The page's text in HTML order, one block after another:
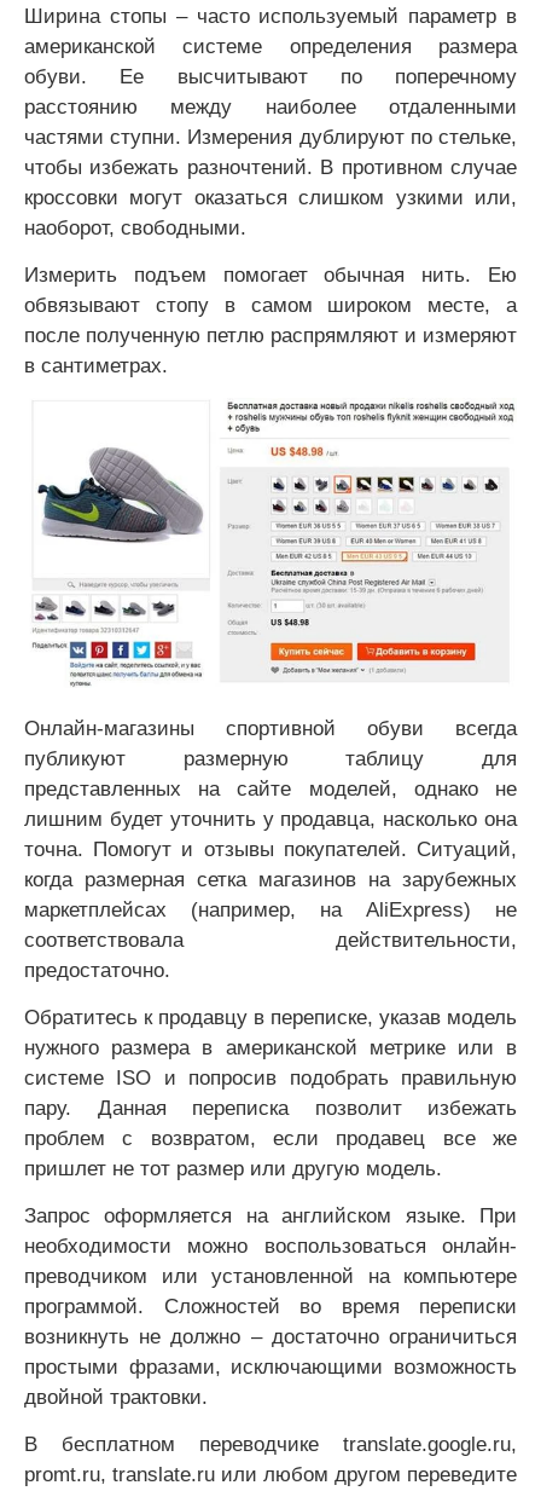
Ширина стопы – часто используемый параметр в
американской системе определения размера
обуви. Ее высчитывают по поперечному
расстоянию между наиболее отдаленными
частями ступни. Измерения дублируют по стельке,
чтобы избежать разночтений. В противном случае
кроссовки могут оказаться слишком узкими или,
наоборот, свободными.
Измерить подъем помогает обычная нить. Ею
обвязывают стопу в самом широком месте, а
после полученную петлю распрямляют и измеряют
в сантиметрах.
Онлайн-магазины спортивной обуви всегда
публикуют размерную таблицу для
представленных на сайте моделей, однако не
лишним будет уточнить у продавца, насколько она
точна. Помогут и отзывы покупателей. Ситуаций,
когда размерная сетка магазинов на зарубежных
маркетплейсах (например, на AliExpress) не
соответствовала действительности,
предостаточно.
Обратитесь к продавцу в переписке, указав модель
нужного размера в американской метрике или в
системе ISO и попросив подобрать правильную
пару. Данная переписка позволит избежать
проблем с возвратом, если продавец все же
пришлет не тот размер или другую модель.
Запрос оформляется на английском языке. При
необходимости можно воспользоваться онлайн-
преводчиком или установленной на компьютере
программой. Сложностей во время переписки
возникнуть не должно – достаточно ограничиться
простыми фразами, исключающими возможность
двойной трактовки.
В бесплатном переводчике translate.google.ru,
promt.ru, translate.ru или любом другом переведите